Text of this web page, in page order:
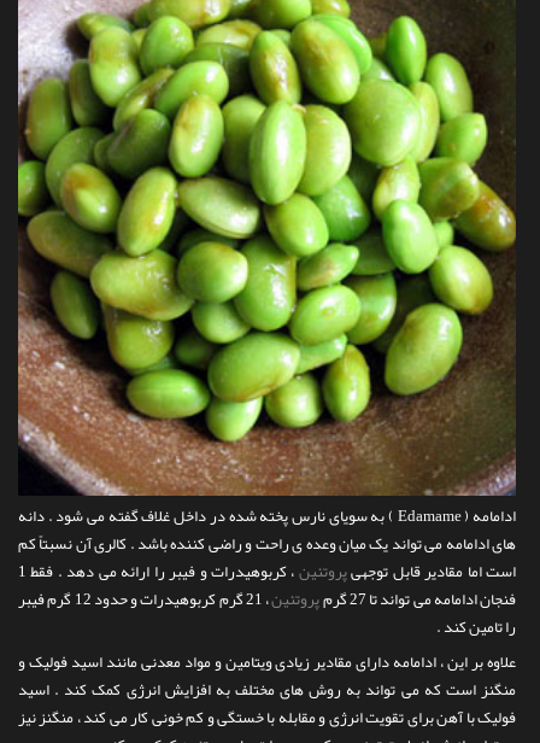
ادامامه ( Edamame‎ ) به سویای نارس پخته شده در داخل غلاف گفته می شود . دانه
های ادامامه می تواند یک میان وعده ی راحت و راضی کننده باشد . کالری آن نسبتاً کم
است اما مقادیر قابل توجهیپروتئین
، کربوهیدرات و فیبر را ارائه می دهد . فقط 1
فنجان ادامامه می تواند تا 27 گرم
پروتئین
، 21 گرم کربوهیدرات و حدود 12 گرم فیبر
را تامین کند .
علاوه بر این ، ادامامه دارای مقادیر زیادی ویتامین و مواد معدنی مانند اسید فولیک و
منگنز است که می تواند به روش های مختلف به افزایش انرژی کمک کند . اسید
فولیک با آهن برای تقویت انرژی و مقابله با خستگی و کم خونی کار می کند ، منگنز نیز